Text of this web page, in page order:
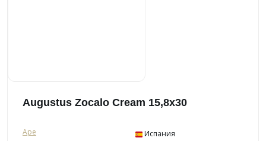
Augustus Zocalo Cream 15,8x30
Ape Испания